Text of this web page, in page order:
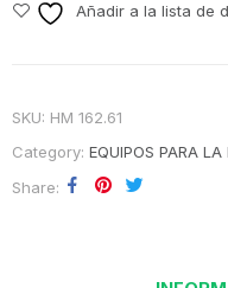
Añadir a la lista de
SKU: HM 162.61
Category: EQUIPOS PARA
Share